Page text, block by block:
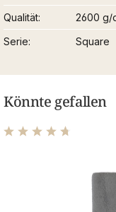
Qualität
2600 g/
Serie
Square
Könnte gefallen